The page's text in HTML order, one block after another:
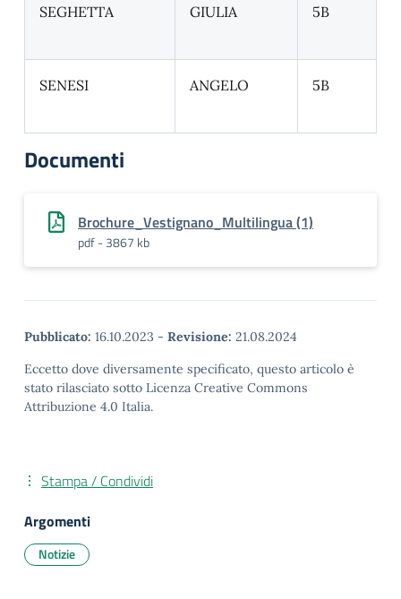
SEGHETTA GIULIA 5B
SENESI ANGELO 5B
Documenti
Brochure_Vestignano_Multilingua (1)
pdf - 3867 kb
Pubblicato: 16.10.2023 - Revisione: 21.08.2024
Eccetto dove diversamente specificato, questo articolo è
stato rilasciato sotto Licenza Creative Commons
Attribuzione 4.0 Italia.
Stampa / Condividi
Argomenti
Notizie